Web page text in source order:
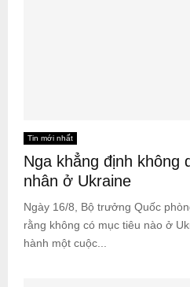
Tin mới nhất
Nga khẳng định không
nhân ở Ukraine
Ngày 16/8, Bộ trưởng Quốc
rằng không có mục tiêu nào ở
hành một cuộc...